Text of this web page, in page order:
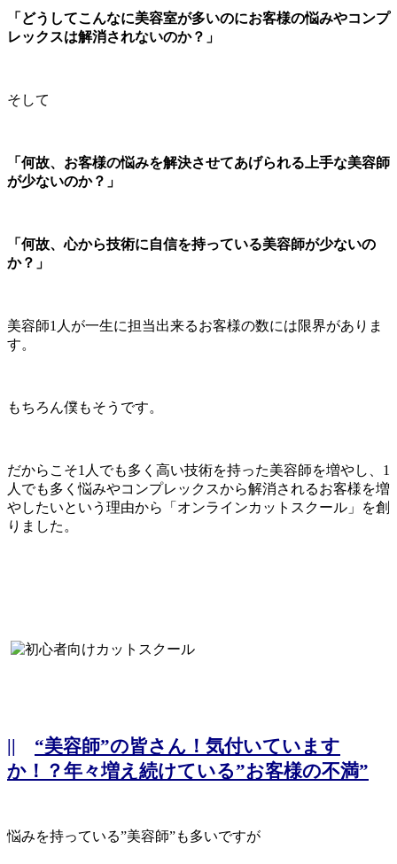
「どうしてこんなに美容室が多いのにお客様の悩みやコンプ
レックスは解消されないのか？」
そして
「何故、お客様の悩みを解決させてあげられる上手な美容師
が少ないのか？」
「何故、心から技術に自信を持っている美容師が少ないの
か？」
美容師1人が一生に担当出来るお客様の数には限界がありま
す。
もちろん僕もそうです。
だからこそ1人でも多く高い技術を持った美容師を増やし、1
人でも多く悩みやコンプレックスから解消されるお客様を増
やしたいという理由から「オンラインカットスクール」を創
りました。
|| “美容師”の皆さん！気付いています
か！？年々増え続けている”お客様の不満”
悩みを持っている”美容師”も多いですが